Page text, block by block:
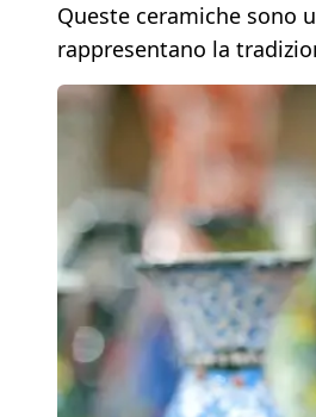
Queste ceramiche sono
rappresentano la